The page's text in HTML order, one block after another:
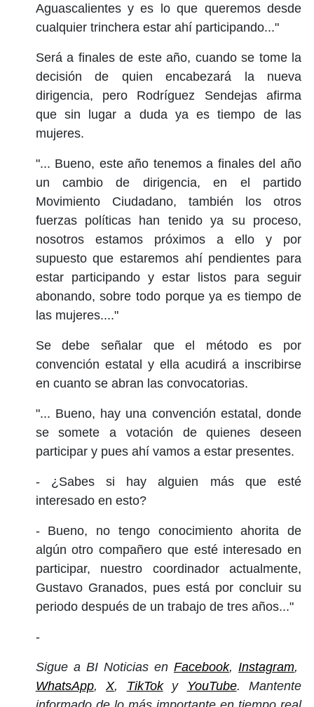
Aguascalientes y es lo que queremos desde
cualquier trinchera estar ahí participando..."
Será a finales de este año, cuando se tome la
decisión de quien encabezará la nueva
dirigencia, pero Rodríguez Sendejas afirma
que sin lugar a duda ya es tiempo de las
mujeres.
"... Bueno, este año tenemos a finales del año
un cambio de dirigencia, en el partido
Movimiento Ciudadano, también los otros
fuerzas políticas han tenido ya su proceso,
nosotros estamos próximos a ello y por
supuesto que estaremos ahí pendientes para
estar participando y estar listos para seguir
abonando, sobre todo porque ya es tiempo de
las mujeres...."
Se debe señalar que el método es por
convención estatal y ella acudirá a inscribirse
en cuanto se abran las convocatorias.
"... Bueno, hay una convención estatal, donde
se somete a votación de quienes deseen
participar y pues ahí vamos a estar presentes.
- ¿Sabes si hay alguien más que esté
interesado en esto?
- Bueno, no tengo conocimiento ahorita de
algún otro compañero que esté interesado en
participar, nuestro coordinador actualmente,
Gustavo Granados, pues está por concluir su
periodo después de un trabajo de tres años..."
-
Sigue a BI Noticias en Facebook, Instagram,
WhatsApp,X, TikToky YouTube. Mantente